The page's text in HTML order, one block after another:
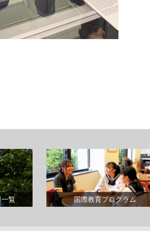
覧 国際教育プログラム